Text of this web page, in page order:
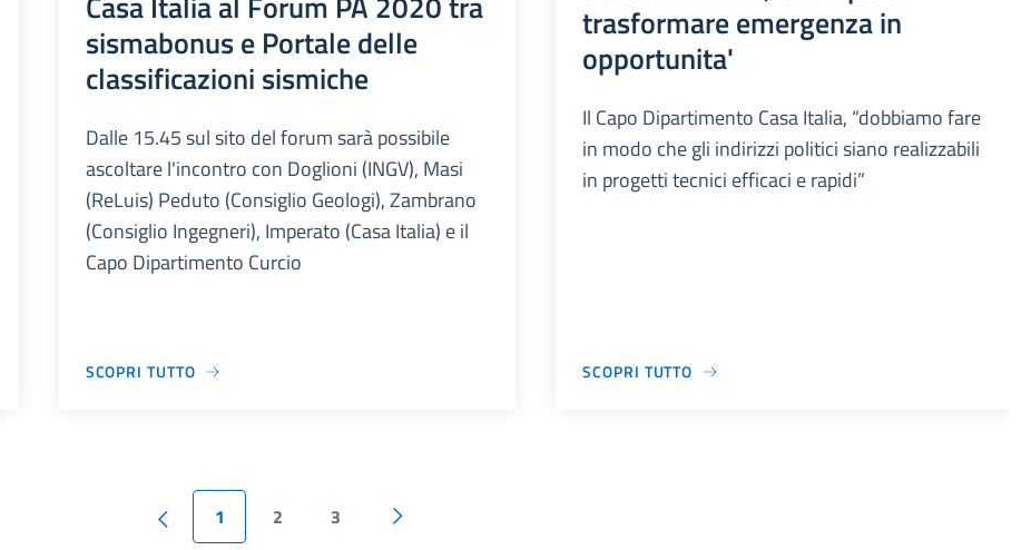
sismabonus e Portale delle
classificazioni sismiche
Dalle 15.45 sul sito del forum sarà possibile
ascoltare l'incontro con Doglioni (INGV), Masi
(ReLuis) Peduto (Consiglio Geologi), Zambrano
(Consiglio Ingegneri), Imperato (Casa Italia) e il
Capo Dipartimento Curcio
SCOPRI TUTTO
trasformare emergenza in
opportunita'
Il Capo Dipartimento Casa Italia, “dobbiamo fare
in modo che gli indirizzi politici siano realizzabili
in progetti tecnici efficaci e rapidi”
SCOPRI TUTTO
1 2 3